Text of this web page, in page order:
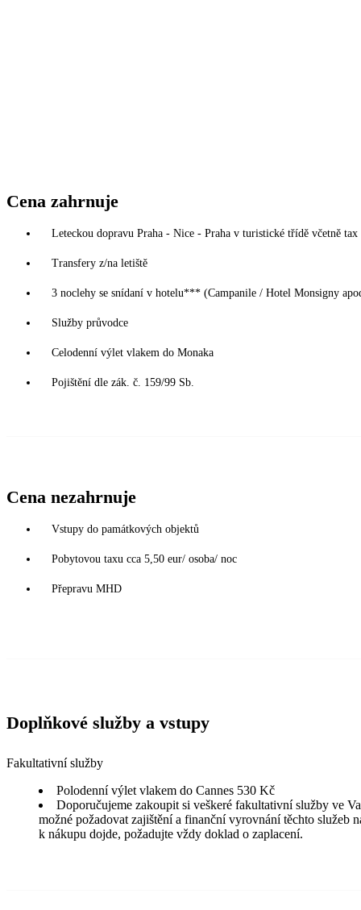
Cena zahrnuje
Leteckou dopravu Praha - Nice - Praha v turistické třídě včetně
Transfery z/na letiště
3 noclehy se snídaní v hotelu*** (Campanile / Hotel Monsigny
Služby průvodce
Celodenní výlet vlakem do Monaka
Pojištění dle zák. č. 159/99 Sb.
Cena nezahrnuje
Vstupy do památkových objektů
Pobytovou taxu cca 5,50 eur/ osoba/ noc
Přepravu MHD
Doplňkové služby a vstupy
Fakultativní služby
Polodenní výlet vlakem do Cannes 530 Kč
Doporučujeme zakoupit si veškeré fakultativní služby ve
možné požadovat zajištění a finanční vyrovnání těchto služeb
k nákupu dojde, požadujte vždy doklad o zaplacení.